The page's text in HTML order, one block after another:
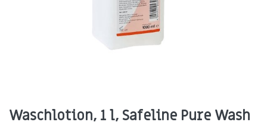
Waschlotion, 1 l, Safeline Pure Wash